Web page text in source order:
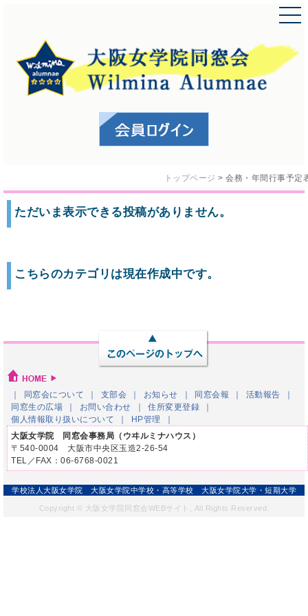
トップページ > 会務・年間行事予定
ただいま表示できる投稿がありません。
こちらのカテゴリは現在作成中です。
同窓会について 支部会 お知らせ 同窓会報
活動報告
同窓生の広場
お問い合わせ
住所変更登録
個人情報取り扱いについて
HP管理
大阪女学院 同窓会事務局（ウヰルミナハウス）
〒540-0004 大阪市中央区玉造2-26-54
TEL／FAX：06-6768-0021
学校法人大阪女学院 大阪女学院中学校・高等学校 大阪女学院大学・短期大学
Copyright © 大阪女学院同窓会WEBサイト, All Rights Reserved.